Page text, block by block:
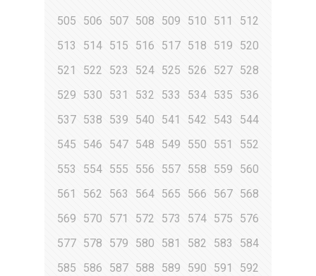
505
506 507 508 509 510 511
512
513
514 515 516 517 518 519
520
521
522 523 524 525 526 527 528
529
530 531 532 533 534 535
536
537 538 539 540 541 542 543
544
545
546 547 548 549 550 551
552
553
554 555 556 557 558 559
560
561
562 563 564 565 566 567 568
569
570 571 572 573 574 575
576
577 578 579 580 581 582 583
584
585
586 587 588 589 590 591
592